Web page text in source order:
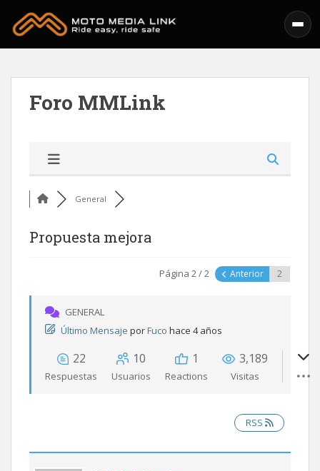
Foro MMLink
General
Propuesta mejora
Página 2 / 2 Anterior
GENERAL
Último Mensaje porFuco hace 4 años
22
Respuestas
10
Usuarios
1
Reactions
3,189
Visitas
RSS